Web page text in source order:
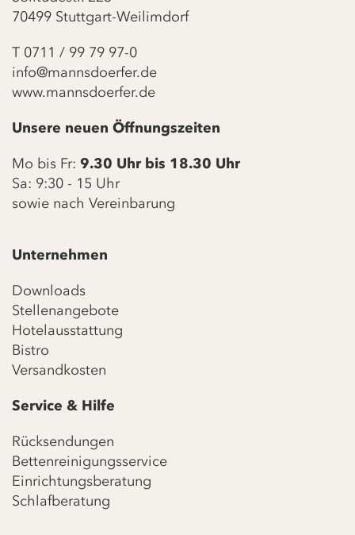
70499 Stuttgart-Weilimdorf
T 0711 / 99 79 97-0
info@mannsdoerfer.de
www.mannsdoerfer.de
Unsere neuen Öffnungszeiten
Mo bis Fr: 9.30 Uhr bis 18.30 Uhr
Sa: 9:30 - 15 Uhr
sowie nach Vereinbarung
Unternehmen
Downloads
Stellenangebote
Hotelausstattung
Bistro
Versandkosten
Service & Hilfe
Rücksendungen
Bettenreinigungsservice
Einrichtungsberatung
Schlafberatung